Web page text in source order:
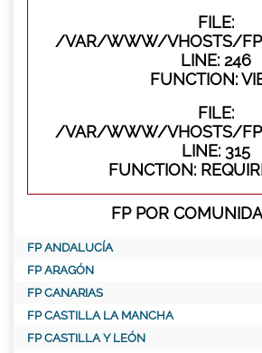
FILE:
/VAR/WWW/VHOSTS/
LINE: 246
FUNCTION:
FILE:
/VAR/WWW/VHOSTS/
LINE: 315
FUNCTION:
FP POR
FP ANDALUCÍA
FP ARAGÓN
FP CANARIAS
FP CASTILLA LA MANCHA
FP CASTILLA Y LEÓN